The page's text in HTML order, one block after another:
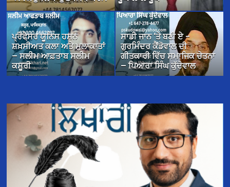
ਪ੍ਰੋਫੈ਼ਸਰ ਯੂਨਿਸ ਹਸਨ
ਸ਼ਖ਼ਸੀਅਤ ਕਲਾ ਅਤੇ ਮੁਲਾਕਾਤਾਂ
— ਸਲੀਮ ਆਫ਼ਤਾਬ ਸਲੀਮ
ਕਸੂਰੀ
ਸਾਡੀ ਜਾਨ ‘ਤੇ ਬਣੀ ਏ –
ਗੁਰਮਿੰਦਰ ਕੈਂਡੋਵਾਲ ਦੀ
ਗੀਤਕਾਰੀ ਵਿੱਚ ਸਮਾਜਿਕ ਚੇਤਨਾ
— ਪਿਆਰਾ ਸਿੰਘ ਕੁੱਦੋਵਾਲ